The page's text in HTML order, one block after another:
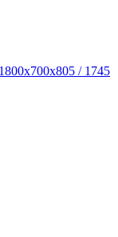
/ 1745